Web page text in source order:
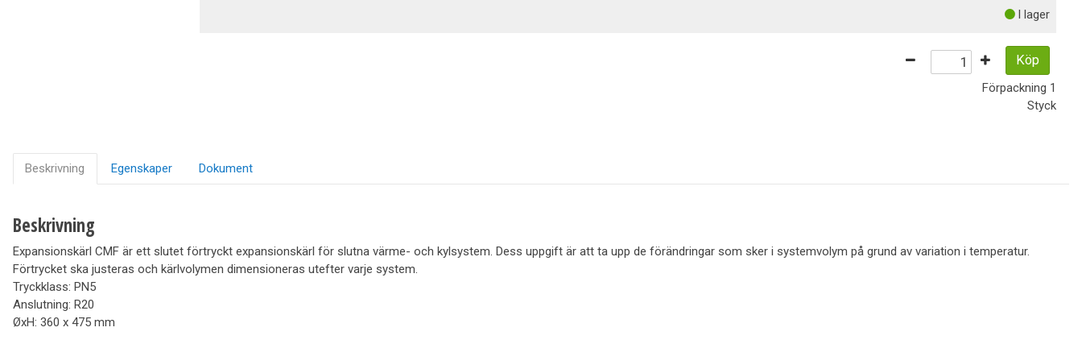
I lager
Köp
Förpackning 1
Styck
Beskrivning Egenskaper Dokument
Beskrivning
Expansionskärl CMF är ett slutet förtryckt expansionskärl för slutna värme- och kylsystem. Dess uppgift är att ta upp de förändringar som sker i systemvolym på grund av variation i temperatur.
Förtrycket ska justeras och kärlvolymen dimensioneras utefter varje system.
Tryckklass: PN5
Anslutning: R20
ØxH: 360 x 475 mm